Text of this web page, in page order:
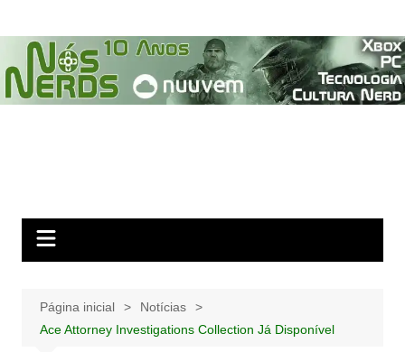
para
conteúdo
Página inicial
Notícias
Ace Attorney Investigations Collection Já Disponível